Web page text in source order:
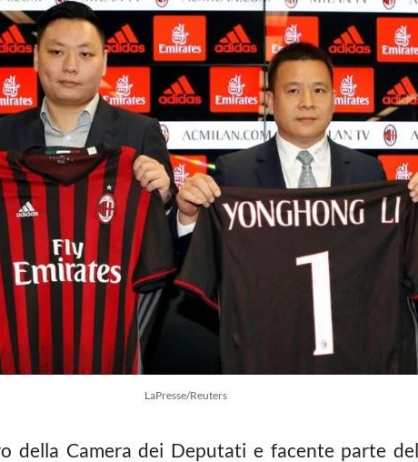
LaPresse/Reuters
della Camera dei Deputati e facente parte